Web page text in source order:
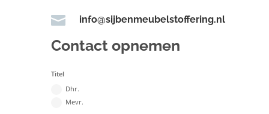
 info@sijbenmeubelstoffering.nl
Contact opnemen
Titel
Dhr.
Mevr.